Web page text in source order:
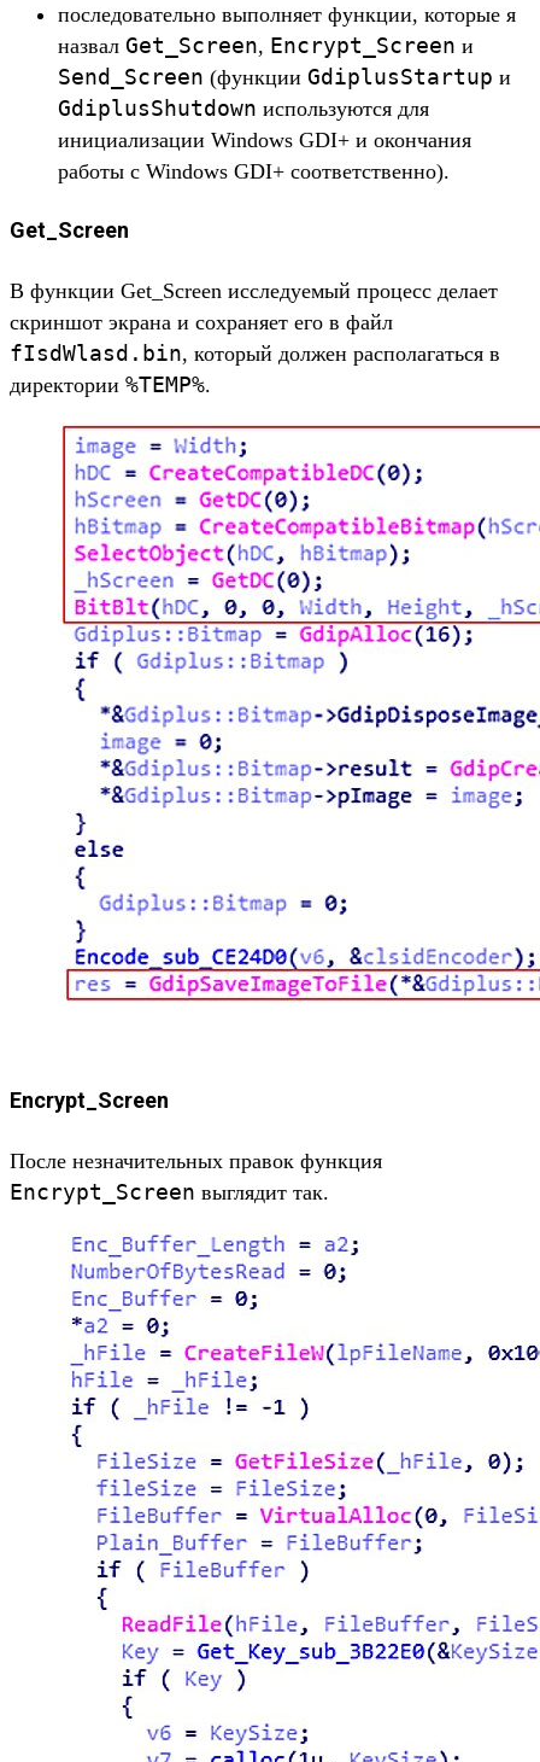
последовательно выполняет функции, которые я
назвал Get_Screen, Encrypt_Screen и
Send_Screen (функции GdiplusStartup и
GdiplusShutdown используются для
инициализации Windows GDI+ и окончания
работы с Windows GDI+ соответственно).
Get_Screen
В функции Get_Screen исследуемый процесс делает
скриншот экрана и сохраняет его в файл
fIsdWlasd.bin, который должен располагаться в
директории %TEMP%.
Encrypt_Screen
После незначительных правок функция
Encrypt_Screen выглядит так.